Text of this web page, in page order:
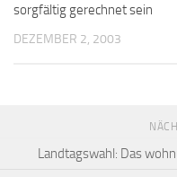
sorgfältig gerechnet sein
DEZEMBER 2, 2003
Landtagswahl: Das